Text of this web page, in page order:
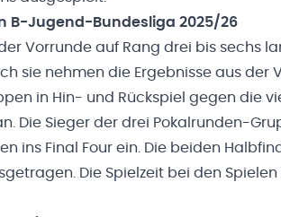
B-Jugend-Bundesliga 2025/26
Vorrunde auf Rang drei bis sechs
sie nehmen die Ergebnisse aus der
in Hin- und Rückspiel gegen die
Die Sieger der drei Pokalrunden-
ins Final Four ein. Die beiden
Die Spielzeit bei den Spielen